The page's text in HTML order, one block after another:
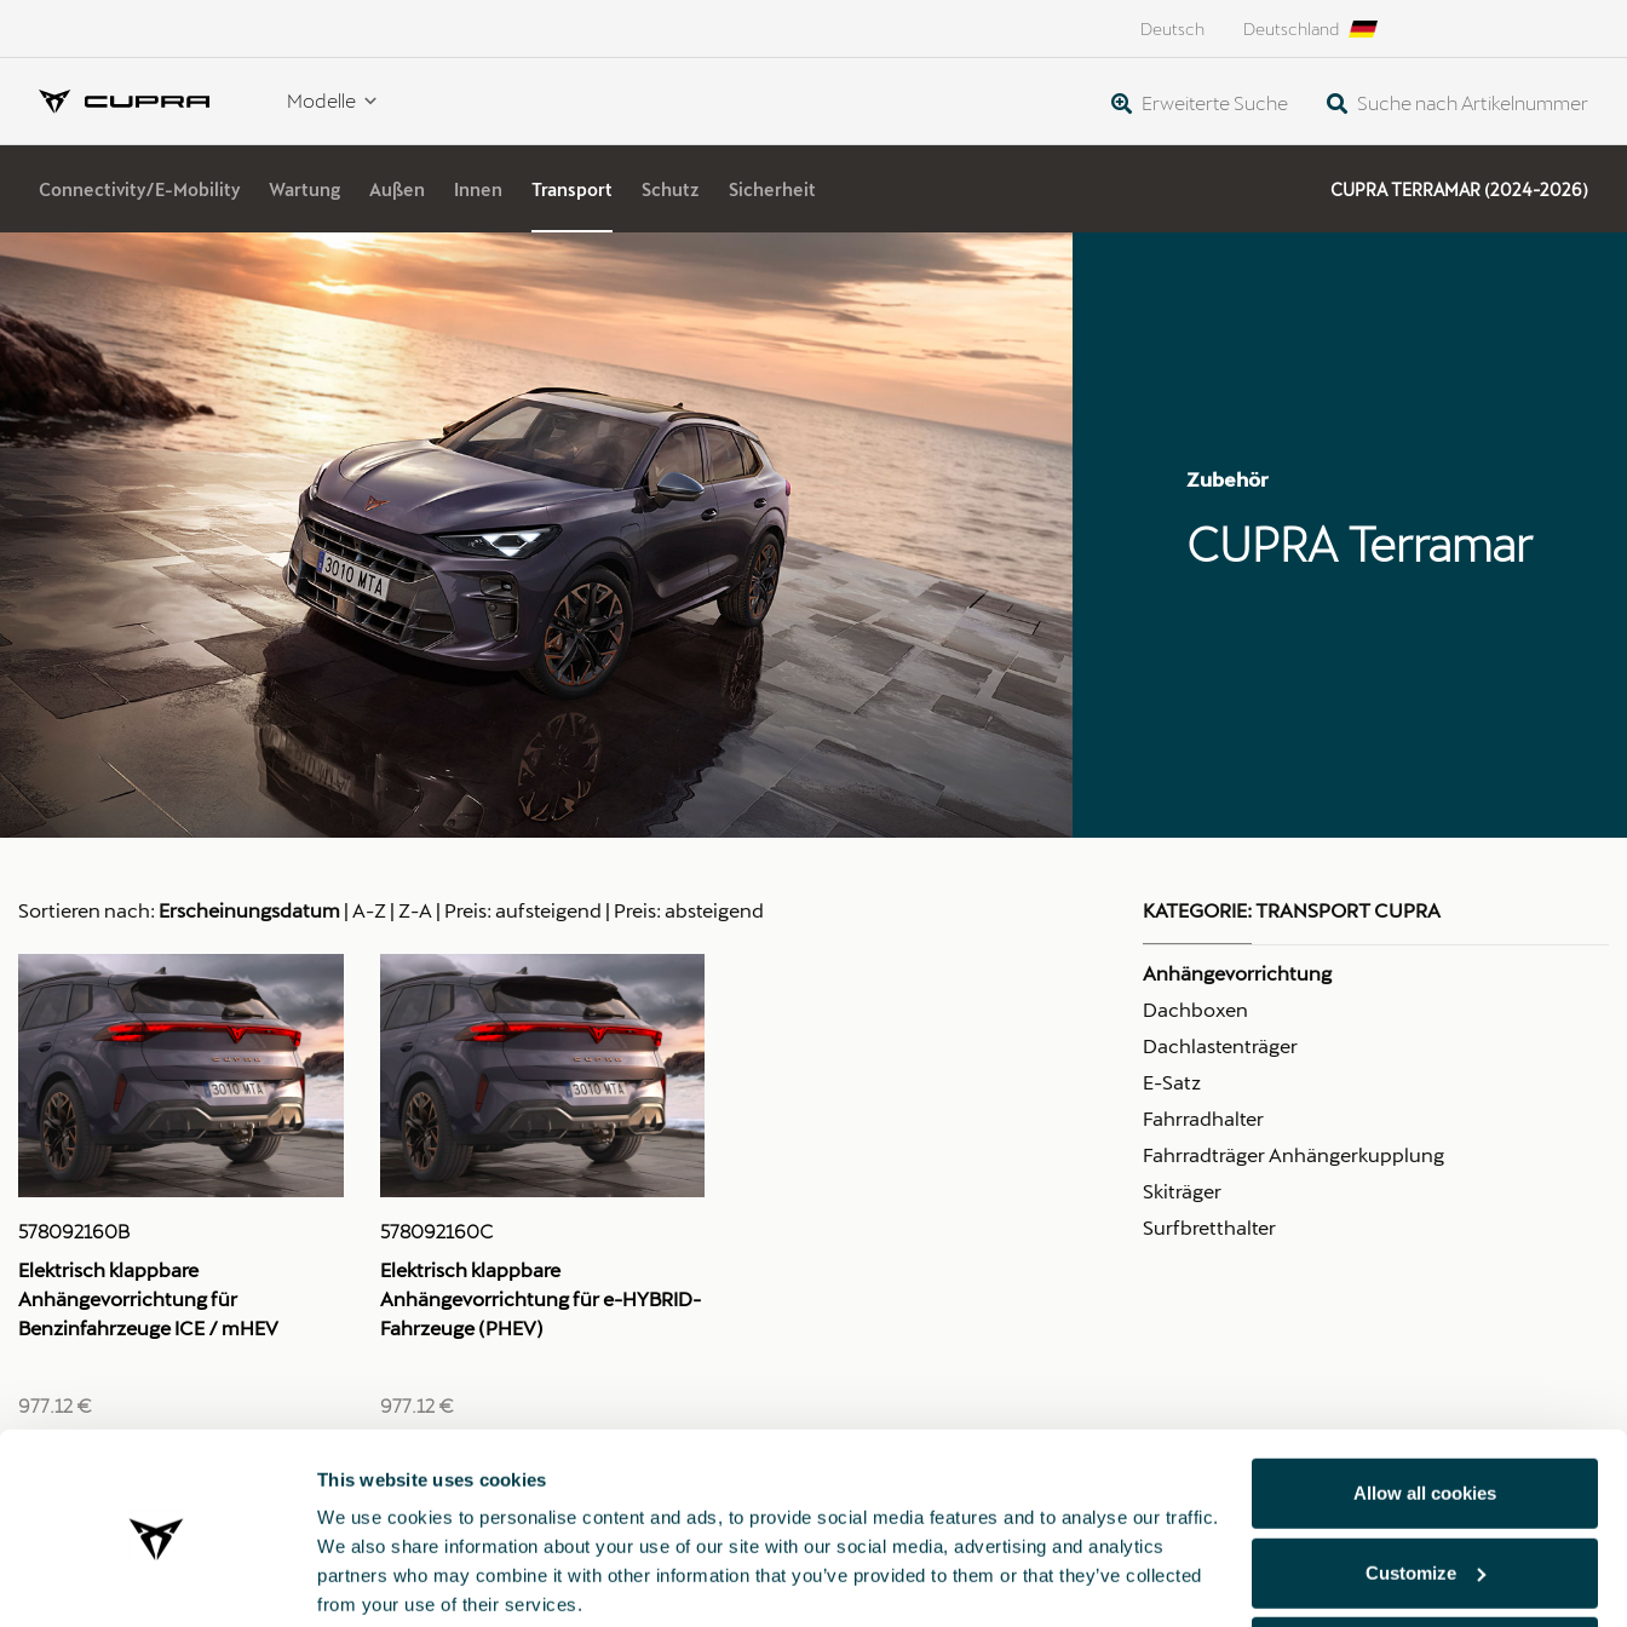
This website uses cookies
We use cookies to personalise content and ads, to provide social media features and to analyse our traffic.
We also share information about your use of our site with our social media, advertising and analytics
partners who may combine it with other information that you’ve provided to them or that they’ve collected
from your use of their services.
Allow all cookies
Customize
Deutsch Deutschland
Modelle Erweiterte Suche Suche nach Artikelnummer
Connectivity/E-Mobility Wartung Außen Innen Transport Schutz Sicherheit CUPRA TERRAMAR (2024-2026)
Zubehör
CUPRA Terramar
Sortieren nach: Erscheinungsdatum | A-Z | Z-A | Preis: aufsteigend | Preis: absteigend
578092160B
Elektrisch klappbare
Anhängevorrichtung für
Benzinfahrzeuge ICE / mHEV
977.12 €
578092160C
Elektrisch klappbare
Anhängevorrichtung für e-HYBRID-
Fahrzeuge (PHEV)
977.12 €
KATEGORIE:TRANSPORT CUPRA
Anhängevorrichtung
Dachboxen
Dachlastenträger
E-Satz
Fahrradhalter
Fahrradträger Anhängerkupplung
Skiträger
Surfbretthalter